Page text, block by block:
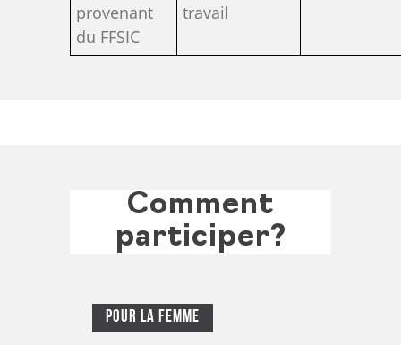
provenant
du FFSIC
travail
Comment
participer?
Pour La Femme